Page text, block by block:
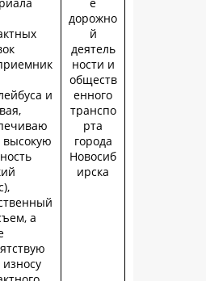
дорожно
й
деятель
ности и
обществ
енного
транспо
рта
города
Новосиб
ирска
и
высокую
а